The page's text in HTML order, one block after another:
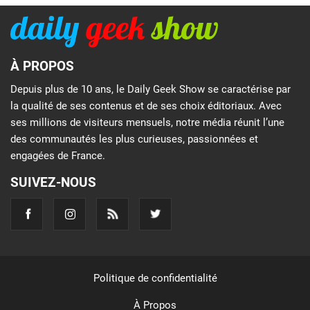
À PROPOS
Depuis plus de 10 ans, le Daily Geek Show se caractérise par
la qualité de ses contenus et de ses choix éditoriaux. Avec
ses millions de visiteurs mensuels, notre média réunit l’une
des communautés les plus curieuses, passionnées et
engagées de France.
SUIVEZ-NOUS
Politique de confidentialité
À Propos